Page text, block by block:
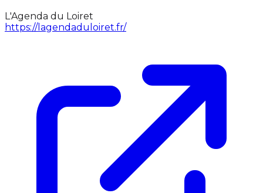
L'Agenda du Loiret
https://lagendaduloiret.fr/